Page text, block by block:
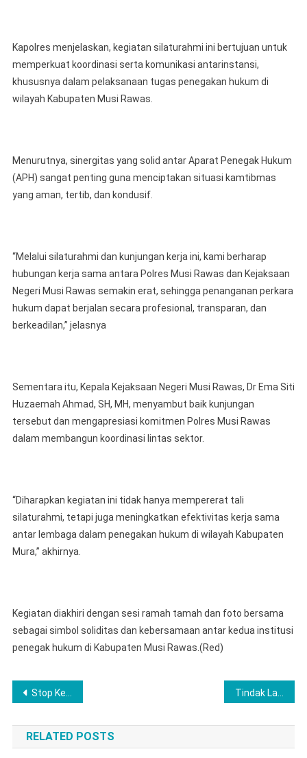
Kapolres menjelaskan, kegiatan silaturahmi ini bertujuan untuk
memperkuat koordinasi serta komunikasi antarinstansi,
khususnya dalam pelaksanaan tugas penegakan hukum di
wilayah Kabupaten Musi Rawas.
Menurutnya, sinergitas yang solid antar Aparat Penegak Hukum
(APH) sangat penting guna menciptakan situasi kamtibmas
yang aman, tertib, dan kondusif.
“Melalui silaturahmi dan kunjungan kerja ini, kami berharap
hubungan kerja sama antara Polres Musi Rawas dan Kejaksaan
Negeri Musi Rawas semakin erat, sehingga penanganan perkara
hukum dapat berjalan secara profesional, transparan, dan
berkeadilan,” jelasnya
Sementara itu, Kepala Kejaksaan Negeri Musi Rawas, Dr Ema Siti
Huzaemah Ahmad, SH, MH, menyambut baik kunjungan
tersebut dan mengapresiasi komitmen Polres Musi Rawas
dalam membangun koordinasi lintas sektor.
“Diharapkan kegiatan ini tidak hanya mempererat tali
silaturahmi, tetapi juga meningkatkan efektivitas kerja sama
antar lembaga dalam penegakan hukum di wilayah Kabupaten
Mura,” akhirnya.
Kegiatan diakhiri dengan sesi ramah tamah dan foto bersama
sebagai simbol soliditas dan kebersamaan antar kedua institusi
penegak hukum di Kabupaten Musi Rawas.(Red)
Navigasi
pos
Stop Kerusakan Lingkungan, Polda Bakal Lakukan Penertiban PETI Diseluruh Wilayah Gorontalo
RELATED POSTS